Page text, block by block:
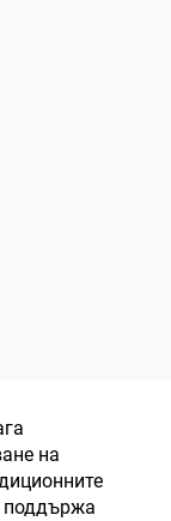
на
поддържа